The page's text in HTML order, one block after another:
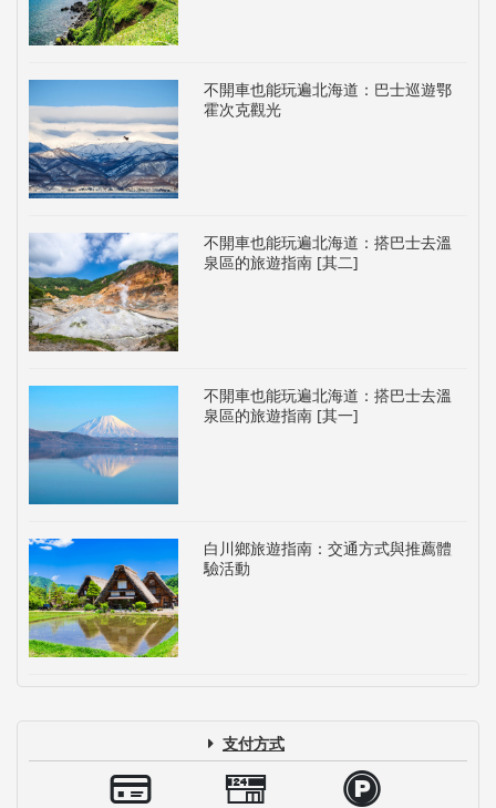
不開車也能玩遍北海道：巴士巡遊鄂
霍次克觀光
不開車也能玩遍北海道：搭巴士去溫
泉區的旅遊指南 [其二]
不開車也能玩遍北海道：搭巴士去溫
泉區的旅遊指南 [其一]
白川鄉旅遊指南：交通方式與推薦體
驗活動
支付方式